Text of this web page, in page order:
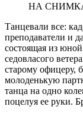
НА СНИМКАХ:
Танцевали все:
преподаватели и
состоящая из
седовласого
старому офицеру,
молоденькую
танца на одно
поцелуя ее руки.